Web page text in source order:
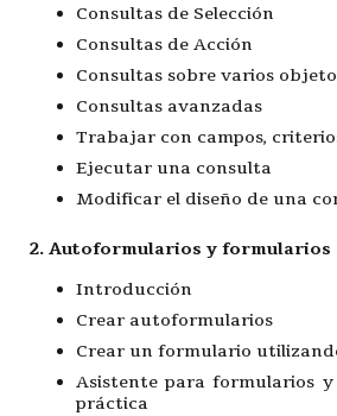
Consultas de Selección
Consultas de Acción
Consultas sobre varios
Consultas avanzadas
Trabajar con campos,
Ejecutar una consulta
Modificar el diseño de una
2. Autoformularios y formularios
Introducción
Crear autoformularios
Crear un formulario
Asistente para formularios
práctica